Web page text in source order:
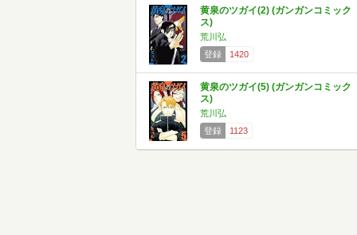
黄泉のツガイ(2) (ガンガンコミック
ス)
荒川弘
登録
1420
黄泉のツガイ(5) (ガンガンコミック
ス)
荒川弘
登録
1123